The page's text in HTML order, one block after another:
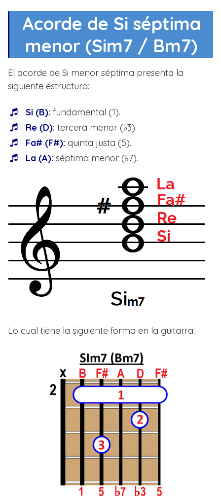
Acorde de Si séptima
menor (Sim7 / Bm7)
El acorde de Si menor séptima presenta la
siguiente estructura:
Si (B): fundamental (1).
Re (D): tercera menor (♭3).
Fa# (F#): quinta justa (5).
La (A): séptima menor (♭7).
Lo cual tiene la siguiente forma en la guitarra: